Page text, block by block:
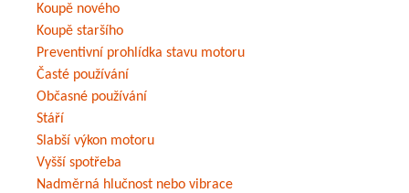
Koupě nového
Koupě staršího
Preventivní prohlídka stavu motoru
Časté používání
Občasné používání
Stáří
Slabší výkon motoru
Vyšší spotřeba
Nadměrná hlučnost nebo vibrace